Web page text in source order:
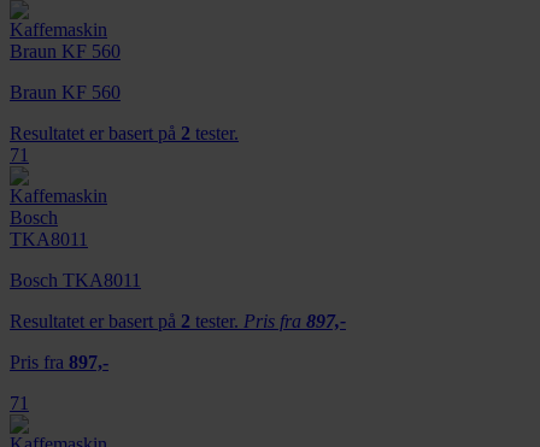
Braun KF 560
Resultatet er basert på 2 tester.
71
Bosch TKA8011
Resultatet er basert på 2 tester. Pris fra 897,-
Pris fra 897,-
71